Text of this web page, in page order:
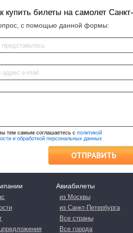
купить билеты на самолет
с помощью данной формы:
тем самым соглашаетесь с политикой
и обработкой персональных данных
ОТПРАВИТЬ
Авиабилеты
из Москвы
из Санкт-Петербурга
Все страны
Все города